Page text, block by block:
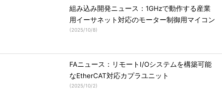
組み込み開発ニュース：1GHzで動作する産業
用イーサネット対応のモーター制御用マイコン
(2025/10/8)
FAニュース：リモートI/Oシステムを構築可能
なEtherCAT対応カプラユニット
(2025/10/2)